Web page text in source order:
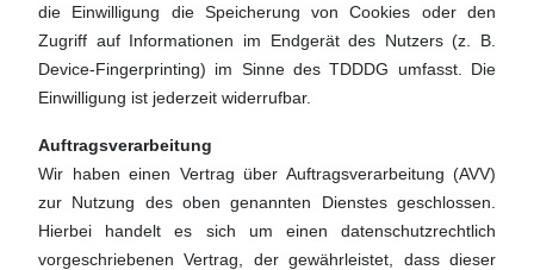
die Einwilligung die Speicherung von Cookies oder den
Zugriff auf Informationen im Endgerät des Nutzers (z. B.
Device-Fingerprinting) im Sinne des TDDDG umfasst. Die
Einwilligung ist jederzeit widerrufbar.
Auftragsverarbeitung
Wir haben einen Vertrag über Auftragsverarbeitung (AVV)
zur Nutzung des oben genannten Dienstes geschlossen.
Hierbei handelt es sich um einen datenschutzrechtlich
vorgeschriebenen Vertrag, der gewährleistet, dass dieser